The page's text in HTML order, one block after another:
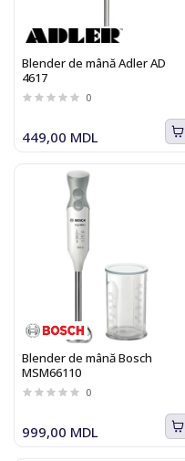
Blender de mână Adler AD
4617
0
449,00 MDL
Blender de mână Bosch
MSM66110
0
999,00 MDL